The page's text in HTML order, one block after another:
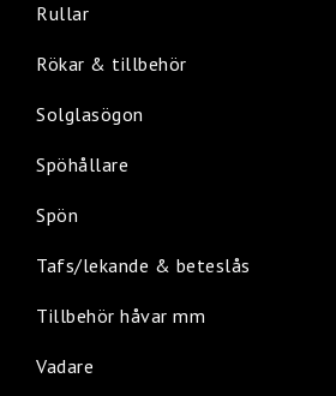
Rullar
Rökar & tillbehör
Solglasögon
Spöhållare
Spön
Tafs/lekande & beteslås
Tillbehör håvar mm
Vadare